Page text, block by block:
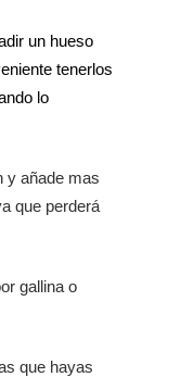
un hueso
tenerlos
lo
y añade mas
que perderá
gallina o
que hayas